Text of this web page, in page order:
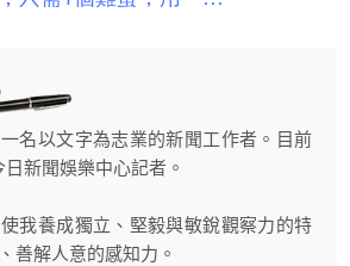
名以文字為志業的新聞工作者。目前
新聞娛樂中心記者。
我養成獨立、堅毅與敏銳觀察力的特
善解人意的感知力。